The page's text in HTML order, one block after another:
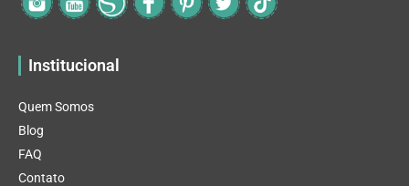
Institucional
Quem Somos
Blog
FAQ
Contato